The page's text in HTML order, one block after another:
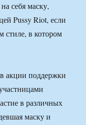
себя маску,
Pussy Riot, если
стиле, в котором
акции поддержки
в различных
маску и